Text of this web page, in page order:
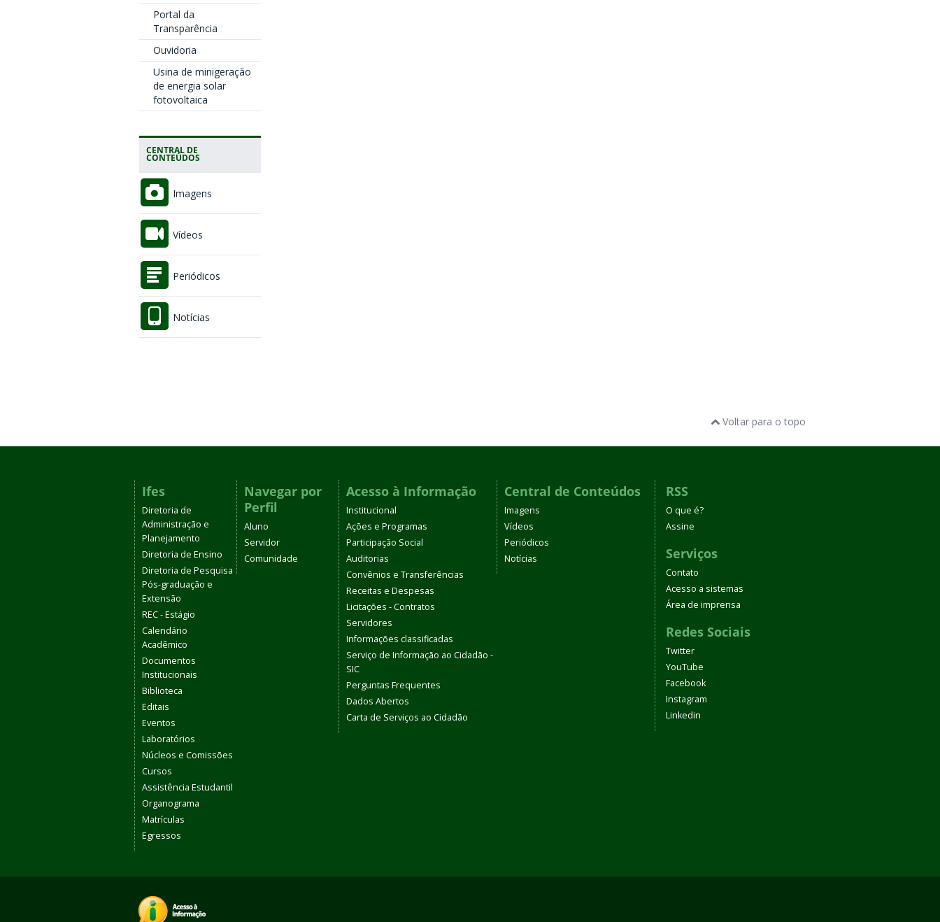
Portal da
Transparência
Ouvidoria
Usina de minigeração
de energia solar
fotovoltaica
CENTRAL DE
CONTEÚDOS
Imagens
Vídeos
Periódicos
Notícias
Voltar para o topo
Ifes
Diretoria de
Administração e
Planejamento
Diretoria de Ensino
Diretoria de Pesquisa
Pós-graduação e
Extensão
REC - Estágio
Calendário
Acadêmico
Documentos
Institucionais
Biblioteca
Editais
Eventos
Laboratórios
Núcleos e Comissões
Cursos
Assistência Estudantil
Organograma
Matrículas
Egressos
Navegar por
Perfil
Aluno
Servidor
Comunidade
Acesso à Informação
Institucional
Ações e Programas
Participação Social
Auditorias
Convênios e Transferências
Receitas e Despesas
Licitações - Contratos
Servidores
Informações classificadas
Serviço de Informação ao Cidadão -
SIC
Perguntas Frequentes
Dados Abertos
Carta de Serviços ao Cidadão
Central de Conteúdos
Imagens
Vídeos
Periódicos
Notícias
RSS
O que é?
Assine
Serviços
Contato
Acesso a sistemas
Área de imprensa
Redes Sociais
Twitter
YouTube
Facebook
Instagram
Linkedin